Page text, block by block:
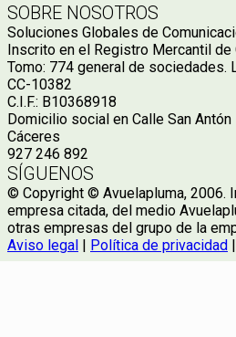
SOBRE NOSOTROS
Soluciones Globales de
Inscrito en el Registro Mercantil de
Tomo: 774 general de sociedades.
CC-10382
C.I.F.: B10368918
Domicilio social en Calle San Antón
Cáceres
927 246 892
SÍGUENOS
© Copyright © Avuelapluma, 2006.
empresa citada, del medio
otras empresas del grupo de la
Aviso legal | Política de privacidad |